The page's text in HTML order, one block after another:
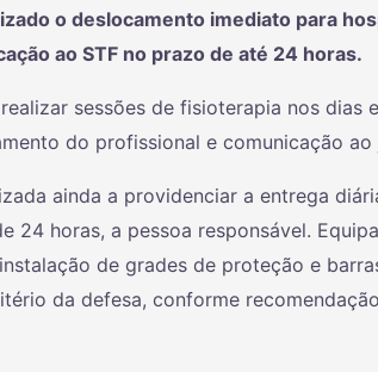
o deslocamento imediato para
ao STF no prazo de até 24 horas.
sessões de fisioterapia nos dias
do profissional e comunicação ao
ainda a providenciar a entrega
24 horas, a pessoa responsável.
de grades de proteção e
da defesa, conforme